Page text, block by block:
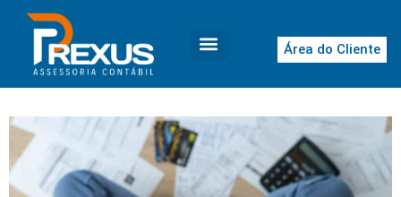
Área do Cliente